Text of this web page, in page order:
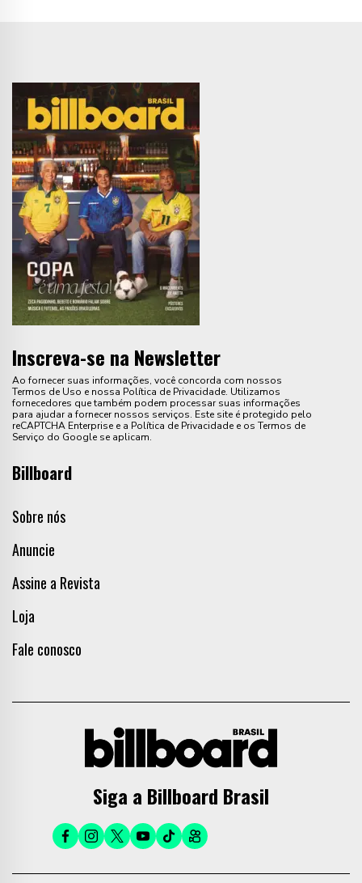
Inscreva-se na Newsletter
Ao fornecer suas informações, você concorda com nossos
Termos de Uso e nossa Política de Privacidade. Utilizamos
fornecedores que também podem processar suas informações
para ajudar a fornecer nossos serviços. Este site é protegido pelo
reCAPTCHA Enterprise e a Política de Privacidade e os Termos de
Serviço do Google se aplicam.
Billboard
Sobre nós
Anuncie
Assine a Revista
Loja
Fale conosco
Siga a Billboard Brasil